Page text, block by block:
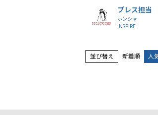
プレス担当
ホンシャ
INSPIRE
並び替え 新着順 人